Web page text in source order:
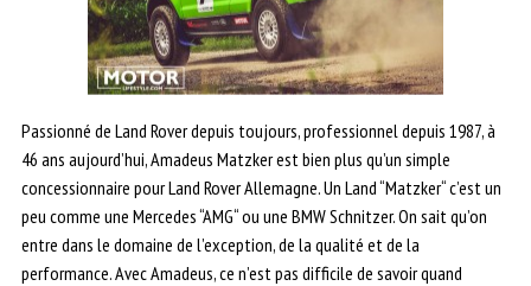
Passionné de Land Rover depuis toujours, professionnel depuis 1987, à
46 ans aujourd’hui, Amadeus Matzker est bien plus qu’un simple
concessionnaire pour Land Rover Allemagne. Un Land “Matzker“ c’est un
peu comme une Mercedes “AMG“ ou une BMW Schnitzer. On sait qu’on
entre dans le domaine de l’exception, de la qualité et de la
performance. Avec Amadeus, ce n’est pas difficile de savoir quand